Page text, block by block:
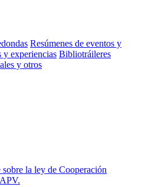
Resúmenes de eventos y
y experiencias Bibliotráileres
y otros
la ley de Cooperación